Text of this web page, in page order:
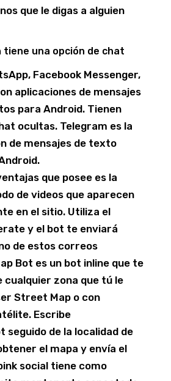
que le digas a alguien
tiene una opción de chat
Facebook Messenger,
aplicaciones de mensajes
para Android. Tienen
ocultas. Telegram es la
de mensajes de texto
que posee es la
de videos que aparecen
en el sitio. Utiliza el
y el bot te enviará
de estos correos
Bot es un bot inline que te
cualquier zona que tú le
Street Map o con
Escribe
seguido de la localidad de
el mapa y envía el
social tiene como